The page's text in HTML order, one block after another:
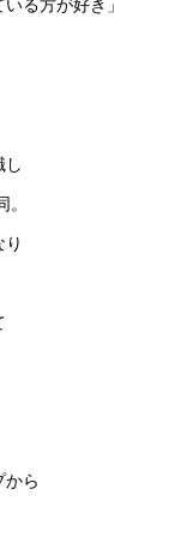
る方が好き」
し
から